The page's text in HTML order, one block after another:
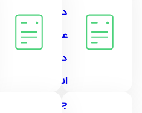
درس4
عربی
دهم
انسانی
جزوه